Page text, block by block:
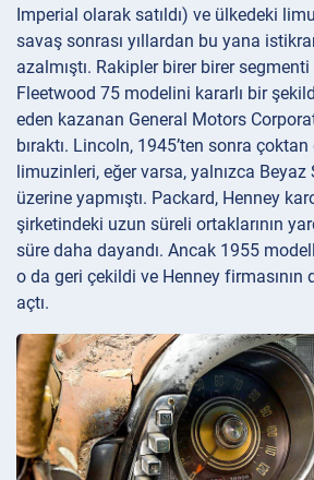
Imperial olarak satıldı) ve ülkedeki
savaş sonrası yıllardan bu yana
azalmıştı. Rakipler birer birer
Fleetwood 75 modelini kararlı bir
eden kazanan General Motors
bıraktı. Lincoln, 1945’ten sonra
limuzinleri, eğer varsa, yalnızca Beyaz
üzerine yapmıştı. Packard, Henney
şirketindeki uzun süreli ortaklarının
süre daha dayandı. Ancak 1955
o da geri çekildi ve Henney firmasının
açtı.